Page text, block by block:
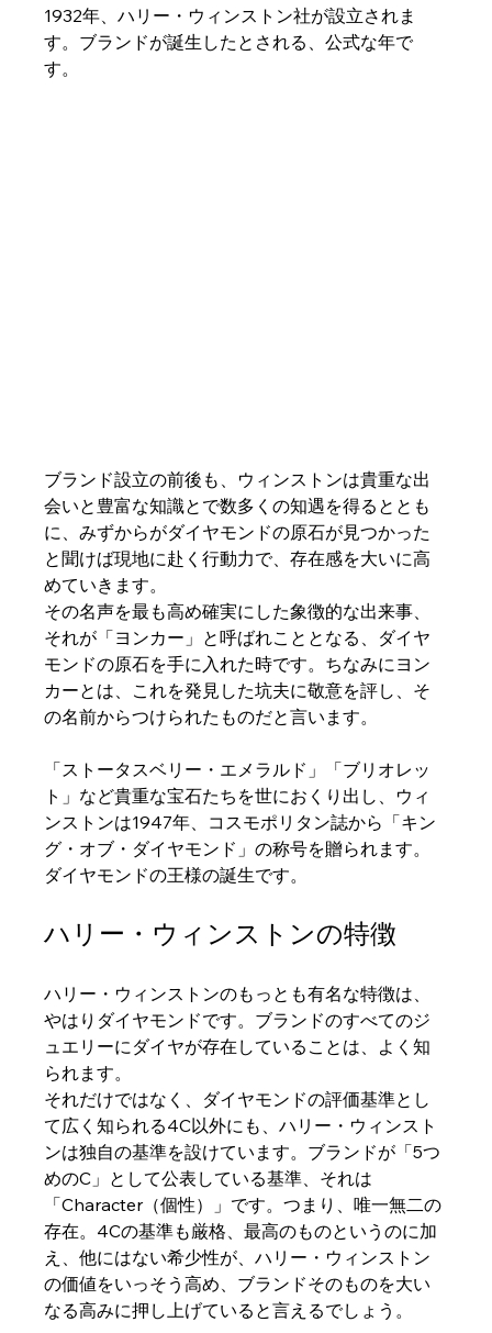
1932年、ハリー・ウィンストン社が設立されま
す。ブランドが誕生したとされる、公式な年で
す。
ブランド設立の前後も、ウィンストンは貴重な出
会いと豊富な知識とで数多くの知遇を得るととも
に、みずからがダイヤモンドの原石が見つかった
と聞けば現地に赴く行動力で、存在感を大いに高
めていきます。
その名声を最も高め確実にした象徴的な出来事、
それが「ヨンカー」と呼ばれこととなる、ダイヤ
モンドの原石を手に入れた時です。ちなみにヨン
カーとは、これを発見した坑夫に敬意を評し、そ
の名前からつけられたものだと言います。
「ストータスベリー・エメラルド」「ブリオレッ
ト」など貴重な宝石たちを世におくり出し、ウィ
ンストンは1947年、コスモポリタン誌から「キン
グ・オブ・ダイヤモンド」の称号を贈られます。
ダイヤモンドの王様の誕生です。
ハリー・ウィンストンの特徴
ハリー・ウィンストンのもっとも有名な特徴は、
やはりダイヤモンドです。ブランドのすべてのジ
ュエリーにダイヤが存在していることは、よく知
られます。
それだけではなく、ダイヤモンドの評価基準とし
て広く知られる4C以外にも、ハリー・ウィンスト
ンは独自の基準を設けています。ブランドが「5つ
めのC」として公表している基準、それは
「Character（個性）」です。つまり、唯一無二の
存在。4Cの基準も厳格、最高のものというのに加
え、他にはない希少性が、ハリー・ウィンストン
の価値をいっそう高め、ブランドそのものを大い
なる高みに押し上げていると言えるでしょう。